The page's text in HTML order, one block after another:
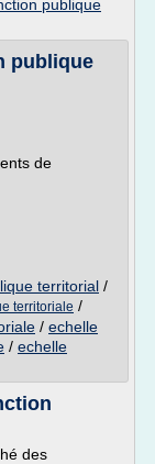
publique
publique
de
territorial /
territoriale /
/ echelle
/ echelle
des